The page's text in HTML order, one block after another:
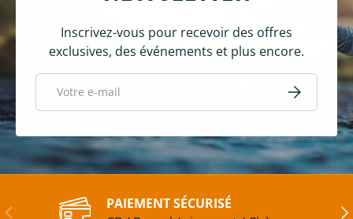
Inscrivez-vous pour recevoir des offres
exclusives, des événements et plus encore.
S’inscrire
Précédent
PAIEMENT SÉCURISÉ